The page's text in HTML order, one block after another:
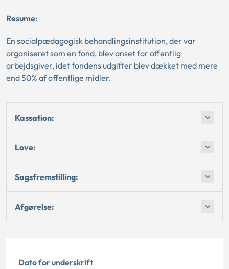
Resume:
En socialpædagogisk behandlingsinstitution, der var
organiseret som en fond, blev anset for offentlig
arbejdsgiver, idet fondens udgifter blev dækket med mere
end 50% af offentlige midler.
Kassation:
Love:
Sagsfremstilling:
Afgørelse:
Dato for underskrift